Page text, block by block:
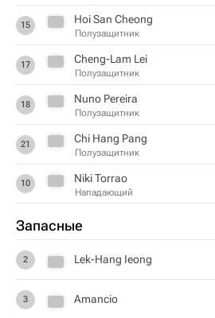
15 Hoi San Cheong
Полузащитник
17 Cheng-Lam Lei
Полузащитник
18 Nuno Pereira
Полузащитник
21 Chi Hang Pang
Полузащитник
10 Niki Torrao
Нападающий
Запасные
2 Lek-Hang Ieong
3 Amancio